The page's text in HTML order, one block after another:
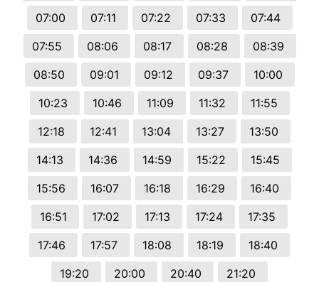
07:00 07:11 07:22 07:33
07:44
07:55
08:06 08:17 08:28
08:39
08:50
09:01 09:12 09:37
10:00
10:23
10:46 11:09 11:32
11:55
12:18
12:41 13:04 13:27
13:50
14:13
14:36 14:59 15:22
15:45
15:56
16:07 16:18 16:29
16:40
16:51
17:02 17:13 17:24
17:35
17:46
17:57 18:08 18:19
18:40
19:20
20:00 20:40 21:20